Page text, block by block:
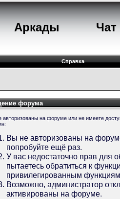
Аркады Чат
Справка
форума
авторизованы на форуме или не имеете
Вы не авторизованы на
попробуйте ещё раз.
У вас недостаточно прав для
пытаетесь обратиться к
привилегированным
Возможно, администратор
активированы на форуме.